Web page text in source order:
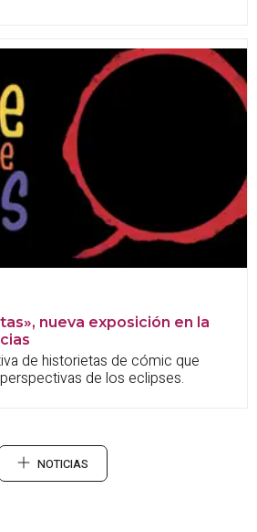
nueva exposición en la
de historietas de cómic que
de los eclipses.
NOTICIAS